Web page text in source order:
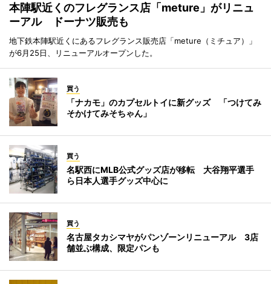
本陣駅近くのフレグランス店「meture」がリニュ
ーアル ドーナツ販売も
地下鉄本陣駅近くにあるフレグランス販売店「meture（ミチュア）」
が6月25日、リニューアルオープンした。
買う
「ナカモ」のカプセルトイに新グッズ 「つけてみ
そかけてみそちゃん」
買う
名駅西にMLB公式グッズ店が移転 大谷翔平選手
ら日本人選手グッズ中心に
買う
名古屋タカシマヤがパンゾーンリニューアル 3店
舗並ぶ構成、限定パンも